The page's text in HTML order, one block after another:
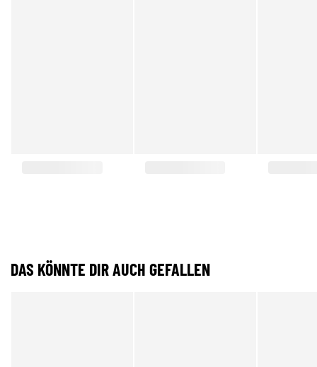
DAS KÖNNTE DIR AUCH GEFALLEN